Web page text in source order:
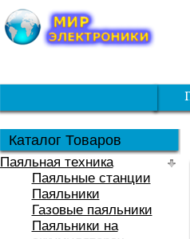
Каталог Товаров
Паяльная техника
Паяльные станции
Паяльники
Газовые паяльники
Паяльники на